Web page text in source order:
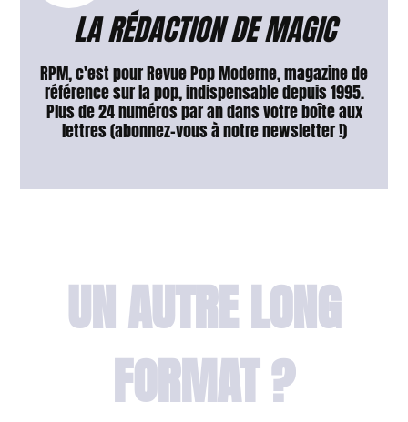
LA RÉDACTION DE MAGIC
RPM, c'est pour Revue Pop Moderne, magazine de
référence sur la pop, indispensable depuis 1995.
Plus de 24 numéros par an dans votre boîte aux
lettres (abonnez-vous à notre newsletter !)
UN AUTRE LONG
FORMAT ?